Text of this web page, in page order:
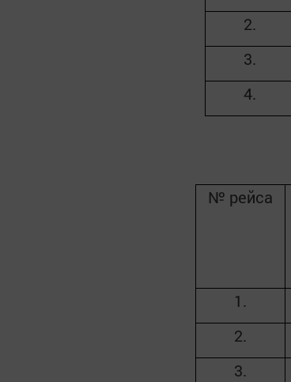
2.
3.
4.
№ рейса
1.
2.
3.